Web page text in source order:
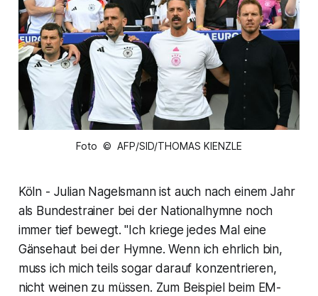
Foto © AFP/SID/THOMAS KIENZLE
Köln - Julian Nagelsmann ist auch nach einem Jahr
als Bundestrainer bei der Nationalhymne noch
immer tief bewegt. "Ich kriege jedes Mal eine
Gänsehaut bei der Hymne. Wenn ich ehrlich bin,
muss ich mich teils sogar darauf konzentrieren,
nicht weinen zu müssen. Zum Beispiel beim EM-